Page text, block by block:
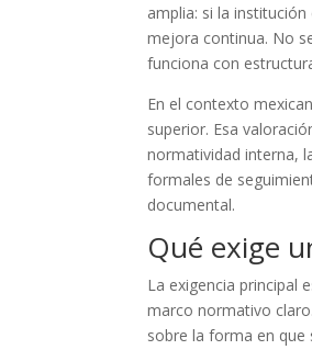
amplia: si la
mejora continua. No
funciona con
En el contexto
superior. Esa
normatividad interna,
formales de
documental.
Qué exige
La exigencia principal
marco normativo
sobre la forma en que